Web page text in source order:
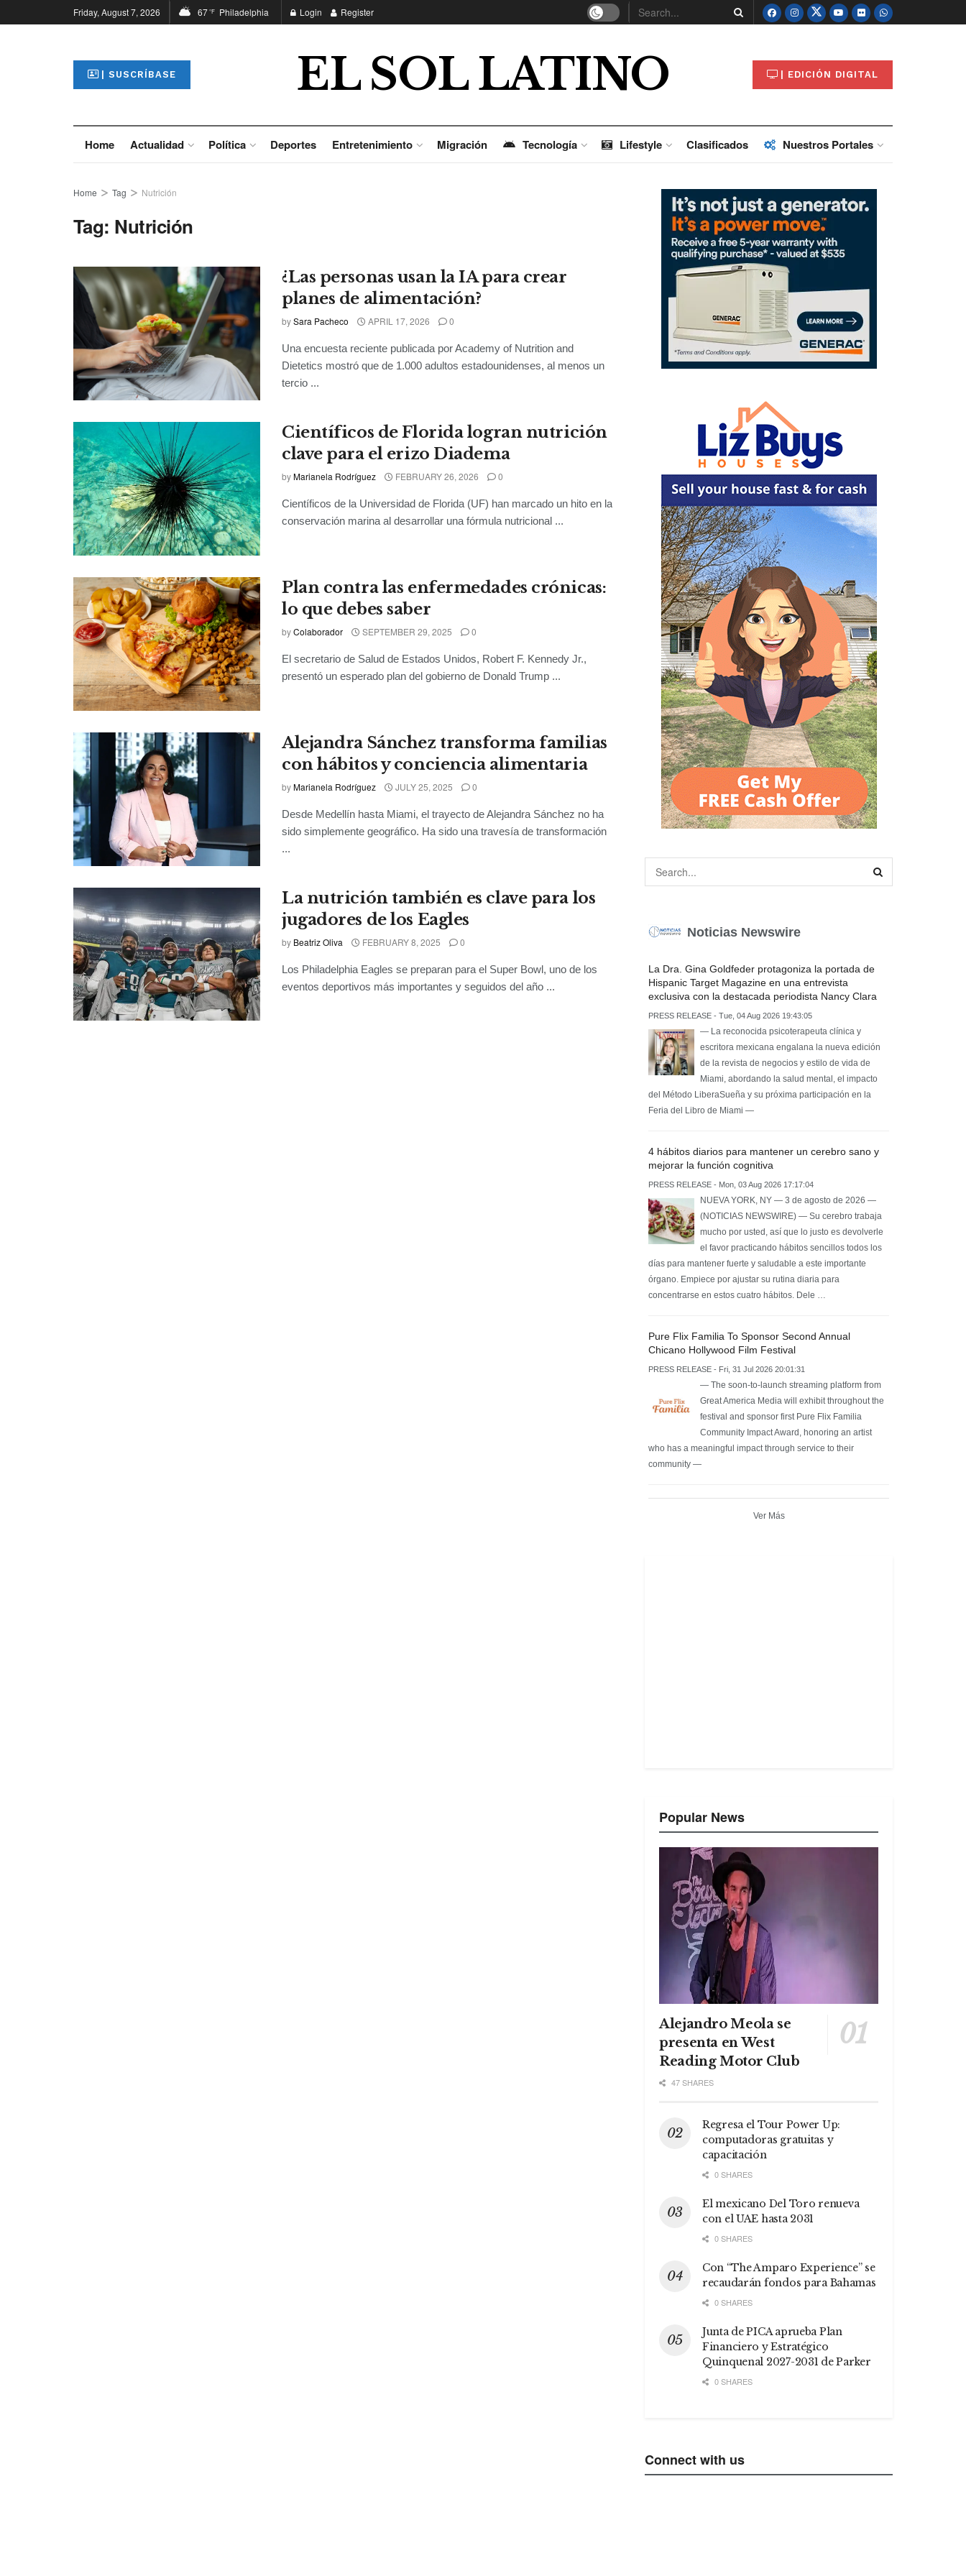
Friday, August 7, 2026 67°F Philadelphia Login Register
| SUSCRÍBASE EL SOL LATINO | EDICIÓN DIGITAL
Home Actualidad Política Deportes Entretenimiento Migración Tecnología Lifestyle Clasificados Nuestros Portales
Home Tag Nutrición
Tag: Nutrición
¿Las personas usan la IA para crear
planes de alimentación?
bySara Pacheco APRIL 17, 2026 0
Una encuesta reciente publicada por Academy of Nutrition and
Dietetics mostró que de 1.000 adultos estadounidenses, al menos un
tercio ...
Científicos de Florida logran nutrición
clave para el erizo Diadema
byMarianela Rodríguez FEBRUARY 26, 2026 0
Científicos de la Universidad de Florida (UF) han marcado un hito en la
conservación marina al desarrollar una fórmula nutricional ...
Plan contra las enfermedades crónicas:
lo que debes saber
byColaborador SEPTEMBER 29, 2025 0
El secretario de Salud de Estados Unidos, Robert F. Kennedy Jr.,
presentó un esperado plan del gobierno de Donald Trump ...
Alejandra Sánchez transforma familias
con hábitos y conciencia alimentaria
byMarianela Rodríguez JULY 25, 2025 0
Desde Medellín hasta Miami, el trayecto de Alejandra Sánchez no ha
sido simplemente geográfico. Ha sido una travesía de transformación
...
La nutrición también es clave para los
jugadores de los Eagles
by Beatriz Oliva FEBRUARY 8, 2025 0
Los Philadelphia Eagles se preparan para el Super Bowl, uno de los
eventos deportivos más importantes y seguidos del año ...
Noticias Newswire
La Dra. Gina Goldfeder protagoniza la portada de
Hispanic Target Magazine en una entrevista
exclusiva con la destacada periodista Nancy Clara
PRESS RELEASE - Tue, 04 Aug 2026 19:43:05
— La reconocida psicoterapeuta clínica y
escritora mexicana engalana la nueva edición
de la revista de negocios y estilo de vida de
Miami, abordando la salud mental, el impacto
del Método LiberaSueña y su próxima participación en la
Feria del Libro de Miami —
4 hábitos diarios para mantener un cerebro sano y
mejorar la función cognitiva
PRESS RELEASE - Mon, 03 Aug 2026 17:17:04
NUEVA YORK, NY — 3 de agosto de 2026 —
(NOTICIAS NEWSWIRE) — Su cerebro trabaja
mucho por usted, así que lo justo es devolverle
el favor practicando hábitos sencillos todos los
días para mantener fuerte y saludable a este importante
órgano. Empiece por ajustar su rutina diaria para
concentrarse en estos cuatro hábitos. Dele …
Pure Flix Familia To Sponsor Second Annual
Chicano Hollywood Film Festival
PRESS RELEASE - Fri, 31 Jul 2026 20:01:31
— The soon-to-launch streaming platform from
Great America Media will exhibit throughout the
festival and sponsor first Pure Flix Familia
Community Impact Award, honoring an artist
who has a meaningful impact through service to their
community —
Ver Más
Popular News
Alejandro Meola se
presenta en West
Reading Motor Club
47 SHARES
Regresa el Tour Power Up:
computadoras gratuitas y
capacitación
0 SHARES
El mexicano Del Toro renueva
con el UAE hasta 2031
0 SHARES
Con “The Amparo Experience” se
recaudarán fondos para Bahamas
0 SHARES
Junta de PICA aprueba Plan
Financiero y Estratégico
Quinquenal 2027-2031 de Parker
0 SHARES
Connect with us